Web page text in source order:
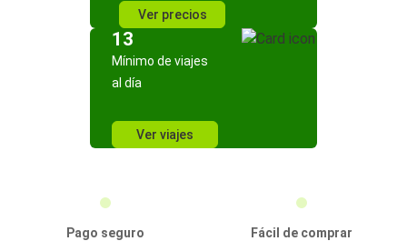
Ver precios
13
Mínimo de viajes
al día
Ver viajes
Pago seguro
Fácil de comprar